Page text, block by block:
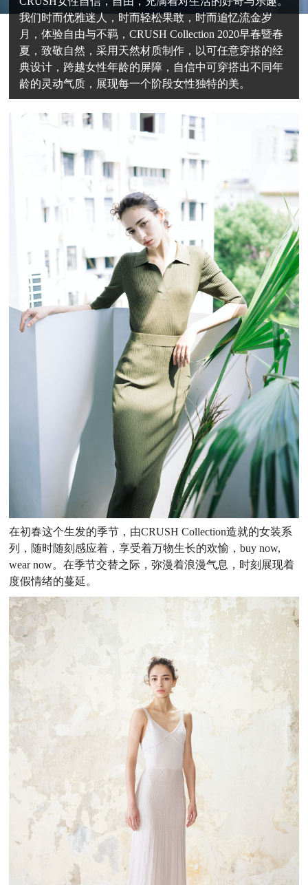
我们时而优雅迷人，时而轻松果敢，时而追忆流金岁
月，体验自由与不羁，CRUSH Collection 2020早春暨春
夏，致敬自然，采用天然材质制作，以可任意穿搭的经
典设计，跨越女性年龄的屏障，自信中可穿搭出不同年
龄的灵动气质，展现每一个阶段女性独特的美。
在初春这个生发的季节，由CRUSH Collection造就的女装系
列，随时随刻感应着，享受着万物生长的欢愉，buy now,
wear now。在季节交替之际，弥漫着浪漫气息，时刻展现着
度假情绪的蔓延。